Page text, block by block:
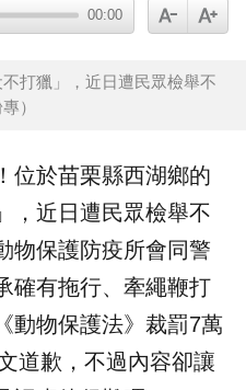
00:00
打獵」，近日遭民眾檢舉不
）
位於苗栗縣西湖鄉的
，近日遭民眾檢舉不
物保護防疫所會同警
確有拖行、牽繩鞭打
動物保護法》裁罰7萬
道歉，不過內容卻讓